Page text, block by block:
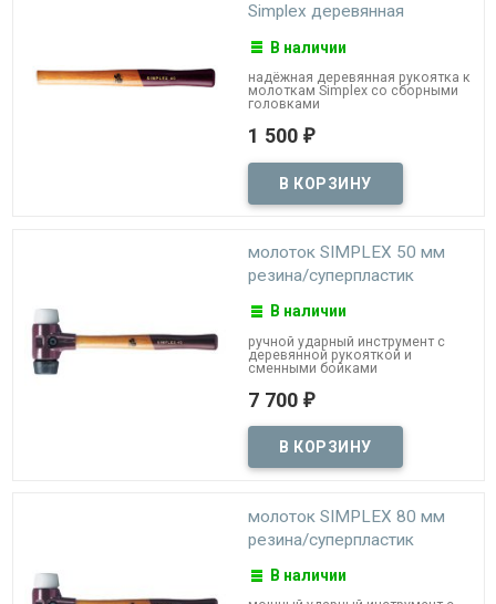
Simplex деревянная
В наличии
надёжная деревянная рукоятка к
молоткам Simplex со сборными
головками
1 500 ₽
молоток SIMPLEX 50 мм
резина/суперпластик
В наличии
ручной ударный инструмент с
деревянной рукояткой и
сменными бойками
7 700 ₽
молоток SIMPLEX 80 мм
резина/суперпластик
В наличии